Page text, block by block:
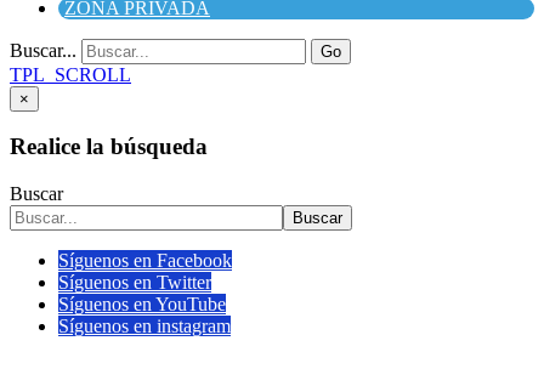
ZONA PRIVADA
Buscar... Go
TPL_SCROLL
×
Realice la búsqueda
Buscar
Buscar
Síguenos en Facebook
Síguenos en Twitter
Síguenos en YouTube
Síguenos en instagram